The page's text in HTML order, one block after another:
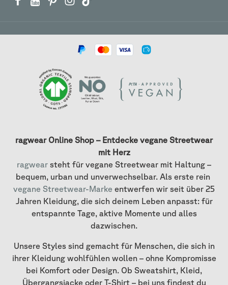
ragwear Online Shop – Entdecke vegane Streetwear
mit Herz
ragwear steht für vegane Streetwear mit Haltung –
bequem, urban und unverwechselbar. Als erste rein
vegane Streetwear-Marke entwerfen wir seit über 25
Jahren Kleidung, die sich deinem Leben anpasst: für
entspannte Tage, aktive Momente und alles
dazwischen.
Unsere Styles sind gemacht für Menschen, die sich in
ihrer Kleidung wohlfühlen wollen – ohne Kompromisse
bei Komfort oder Design. Ob Sweatshirt, Kleid,
Übergangsjacke oder T-Shirt – bei uns findest du